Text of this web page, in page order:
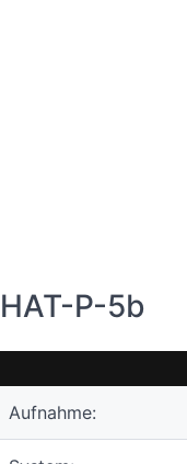
HAT-P-5b
Aufnahme: